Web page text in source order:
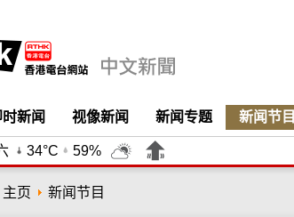
时新闻 视像新闻 新闻专题 新闻节目
34°C 59%
主页 新闻节目